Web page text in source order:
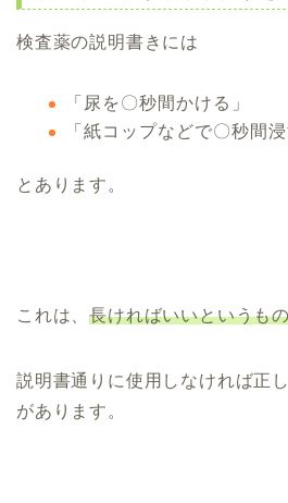
検査薬の説明書きには
「尿を〇秒間かける」
「紙コップなどで〇秒間浸
とあります。
これは、長ければいいというも
説明書通りに使用しなければ正
があります。